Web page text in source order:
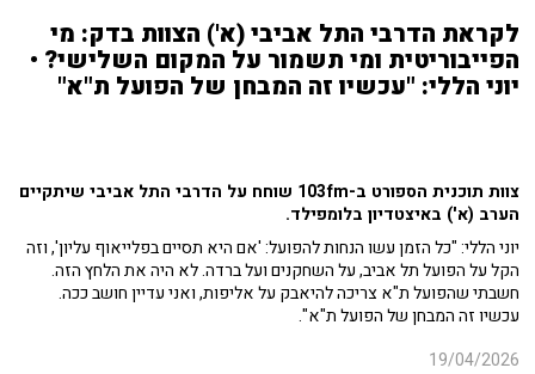
לקראת הדרבי התל אביבי (א') הצוות בדק: מי
הפייבוריטית ומי תשמור על המקום השלישי? •
יוני הללי: "עכשיו זה המבחן של הפועל ת"א"
צוות תוכנית הספורט ב-103fm שוחח על הדרבי התל אביבי שיתקיים
הערב (א') באיצטדיון בלומפילד.
יוני הללי: "כל הזמן עשו הנחות להפועל: 'אם היא תסיים בפלייאוף עליון', וזה
הקל על הפועל תל אביב, על השחקנים ועל ברדה. לא היה את הלחץ הזה.
חשבתי שהפועל ת"א צריכה להיאבק על אליפות, ואני עדיין חושב ככה.
עכשיו זה המבחן של הפועל ת"א".
19/04/2026